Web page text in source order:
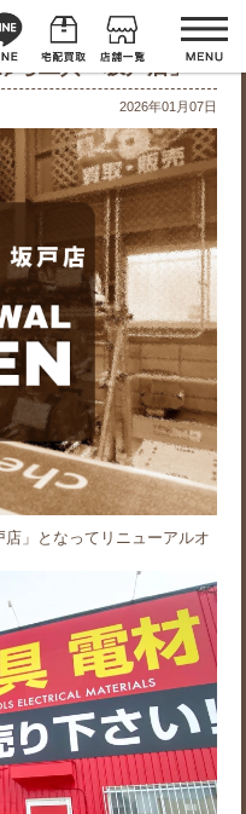
ら工具 坂戸店」
2026年01月07日
」となってリニューアルオ